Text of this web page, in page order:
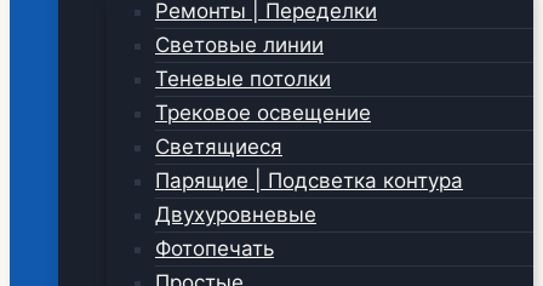
Ремонты | Переделки
Световые линии
Теневые потолки
Трековое освещение
Светящиеся
Парящие | Подсветка контура
Двухуровневые
Фотопечать